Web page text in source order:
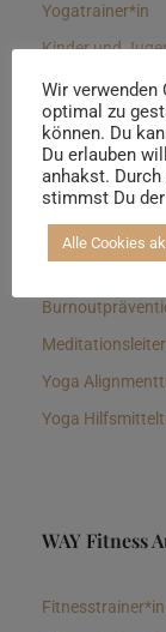
Yogatrainer*in
Kinder und
Yin
Hormon
Yoga
Yoga
WAY Fitness
Wir
optimal zu
können. Du
Du erlauben
anhakst.
stimmst Du
Alle Cookies